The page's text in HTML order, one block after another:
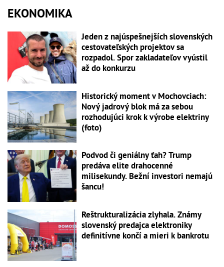
EKONOMIKA
Jeden z najúspešnejších slovenských
cestovateľských projektov sa
rozpadol. Spor zakladateľov vyústil
až do konkurzu
Historický moment v Mochovciach:
Nový jadrový blok má za sebou
rozhodujúci krok k výrobe elektriny
(foto)
Podvod či geniálny ťah? Trump
predáva elite drahocenné
milisekundy. Bežní investori nemajú
šancu!
Reštrukturalizácia zlyhala. Známy
slovenský predajca elektroniky
definitívne končí a mieri k bankrotu